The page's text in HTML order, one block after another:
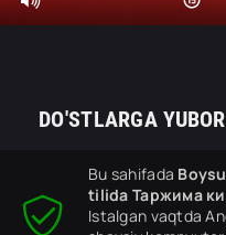
DO'STLARGA
Bu sahifada
tilida Таржима
Istalgan vaqtda